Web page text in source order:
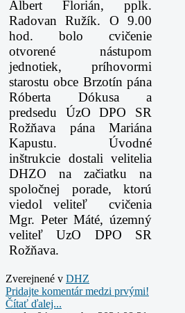
Albert Florián, pplk.
Radovan Ružík. O 9.00
hod. bolo cvičenie
otvorené nástupom
jednotiek, príhovormi
starostu obce Brzotín pána
Róberta Dókusa a
predsedu ÚzO DPO SR
Rožňava pána Mariána
Kapustu. Úvodné
inštrukcie dostali velitelia
DHZO na začiatku na
spoločnej porade, ktorú
viedol veliteľ cvičenia
Mgr. Peter Máté, územný
veliteľ UzO DPO SR
Rožňava.
Zverejnené v DHZ
Pridajte komentár medzi prvými!
Čítať ďalej...